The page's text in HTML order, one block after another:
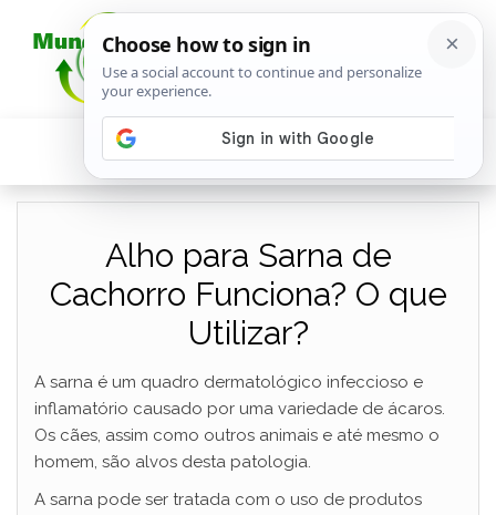
Alho para Sarna de
Cachorro Funciona? O que
Utilizar?
A sarna é um quadro dermatológico infeccioso e
inflamatório causado por uma variedade de ácaros.
Os cães, assim como outros animais e até mesmo o
homem, são alvos desta patologia.
A sarna pode ser tratada com o uso de produtos